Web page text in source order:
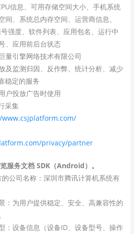
信息、可用存储空间大小、手机系统
间、系统总内存空间、运营商信息、
强度、软件列表、应用包名、运行中
、应用前后台状态
量引擎网络技术有限公司
及监测归因、反作弊、统计分析、减少
稳定的服务
户投放广告时使用
采集
privacy/partner
服务文档 SDK（Android）。
公司名称：深圳市腾讯计算机系统有
：为用户提供稳定、安全、高兼容性的
：设备信息（设备ID、设备型号、操作